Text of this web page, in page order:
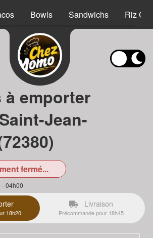
Bowls Sandwichs Riz
à emporter
Jean-
fermé...
- 04h00
18h20
Livraison
Précommande pour 18h45